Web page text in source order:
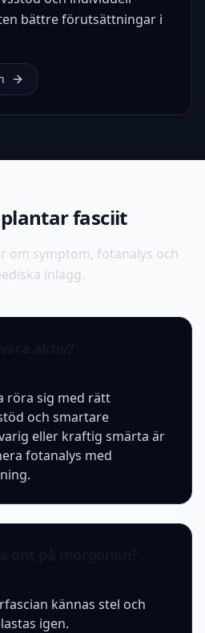
bättre förutsättningar i
plantar fasciit
om symptom, fotanalys och
inlägg.
röra sig med rätt
och smartare
eller kraftig smärta är
fotanalys med
kännas stel och
igen.